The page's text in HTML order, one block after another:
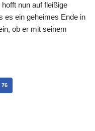
nun auf fleißige
es ein geheimes Ende in
ob er mit seinem
76